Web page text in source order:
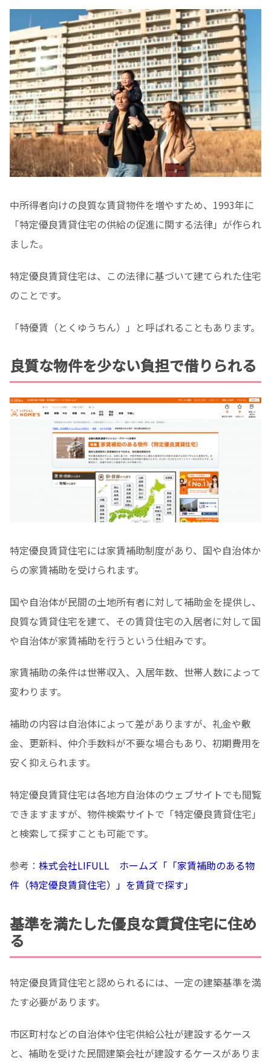
中所得者向けの良質な賃貸物件を増やすため、1993年に
「特定優良賃貸住宅の供給の促進に関する法律」が作られ
ました。
特定優良賃貸住宅は、この法律に基づいて建てられた住宅
のことです。
「特優賃（とくゆうちん）」と呼ばれることもあります。
良質な物件を少ない負担で借りられる
特定優良賃貸住宅には家賃補助制度があり、国や自治体か
らの家賃補助を受けられます。
国や自治体が民間の土地所有者に対して補助金を提供し、
良質な賃貸住宅を建て、その賃貸住宅の入居者に対して国
や自治体が家賃補助を行うという仕組みです。
家賃補助の条件は世帯収入、入居年数、世帯人数によって
変わります。
補助の内容は自治体によって差がありますが、礼金や敷
金、更新料、仲介手数料が不要な場合もあり、初期費用を
安く抑えられます。
特定優良賃貸住宅は各地方自治体のウェブサイトでも閲覧
できますますが、物件検索サイトで「特定優良賃貸住宅」
と検索して探すことも可能です。
参考： 株式会社LIFULL ホームズ「「家賃補助のある物
件（特定優良賃貸住宅）」を賃貸で探す」
基準を満たした優良な賃貸住宅に住め
る
特定優良賃貸住宅と認められるには、一定の建築基準を満
たす必要があります。
市区町村などの自治体や住宅供給公社が建設するケース
と、補助を受けた民間建築会社が建設するケースがありま